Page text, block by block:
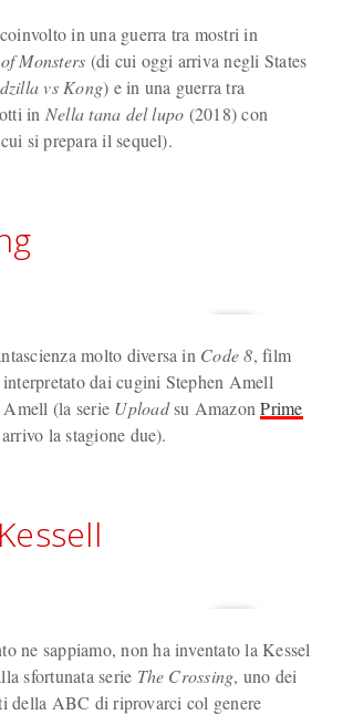
in una guerra tra mostri in
Monsters (di cui oggi arriva negli States
vs Kong) e in una guerra tra
in Nella tana del lupo (2018) con
si prepara il sequel).
molto diversa in Code 8, film
dai cugini Stephen Amell
(la serie Uploadsu AmazonPrime
la stagione due).
ne sappiamo, non ha inventato la Kessel
sfortunata serie The Crossing, uno dei
della ABC di riprovarci col genere